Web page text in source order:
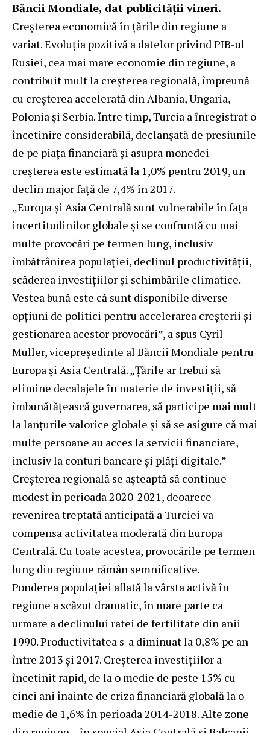
Băncii Mondiale, dat publicităţii vineri.
Creșterea economică în țările din regiune a
variat. Evoluţia pozitivă a datelor privind PIB-ul
Rusiei, cea mai mare economie din regiune, a
contribuit mult la creșterea regională, împreună
cu creșterea accelerată din Albania, Ungaria,
Polonia și Serbia. Între timp, Turcia a înregistrat o
încetinire considerabilă, declanșată de presiunile
de pe piața financiară și asupra monedei –
creșterea este estimată la 1,0% pentru 2019, un
declin major față de 7,4% în 2017.
„Europa și Asia Centrală sunt vulnerabile în faţa
incertitudinilor globale și se confruntă cu mai
multe provocări pe termen lung, inclusiv
îmbătrânirea populației, declinul productivității,
scăderea investițiilor și schimbările climatice.
Vestea bună este că sunt disponibile diverse
opțiuni de politici pentru accelerarea creșterii și
gestionarea acestor provocări”, a spus Cyril
Muller, vicepreședinte al Băncii Mondiale pentru
Europa și Asia Centrală. „Țările ar trebui să
elimine decalajele în materie de investiții, să
îmbunătățească guvernarea, să participe mai mult
la lanțurile valorice globale și să se asigure că mai
multe persoane au acces la servicii financiare,
inclusiv la conturi bancare și plăți digitale.”
Creșterea regională se așteaptă să continue
modest în perioada 2020-2021, deoarece
revenirea treptată anticipată a Turciei va
compensa activitatea moderată din Europa
Centrală. Cu toate acestea, provocările pe termen
lung din regiune rămân semnificative.
Ponderea populației aflată la vârsta activă în
regiune a scăzut dramatic, în mare parte ca
urmare a declinului ratei de fertilitate din anii
1990. Productivitatea s-a diminuat la 0,8% pe an
între 2013 și 2017. Creșterea investițiilor a
încetinit rapid, de la o medie de peste 15% cu
cinci ani înainte de criza financiară globală la o
medie de 1,6% în perioada 2014-2018. Alte zone